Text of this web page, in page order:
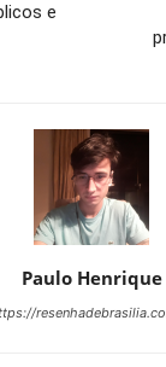
e
Paulo Henrique